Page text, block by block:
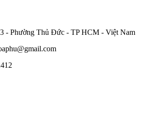
- Phường Thủ Đức - TP HCM - Việt Nam